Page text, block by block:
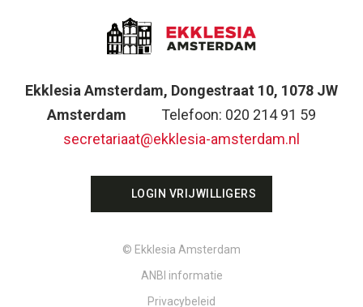
Ekklesia Amsterdam, Dongestraat 10, 1078 JW
Amsterdam
Telefoon: 020 214 91 59
secretariaat@ekklesia-amsterdam.nl
LOGIN VRIJWILLIGERS
© Ekklesia Amsterdam
ANBI informatie
Privacybeleid